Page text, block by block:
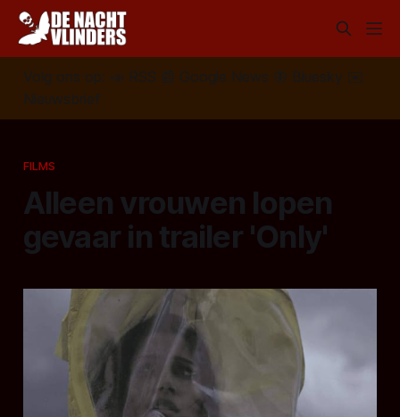
Volg ons op: 📣 RSS 📰 Google News 🦋 Bluesky
✉️
Nieuwsbrief
FILMS
Alleen vrouwen lopen
gevaar in trailer 'Only'